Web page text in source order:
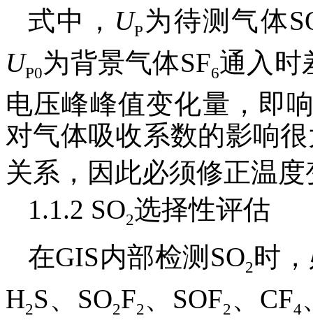
式中， UP 为待测气体
UP0为背景气体SF6通入时
电压峰峰值变化量，即
对气体吸收系数的影响
关系，因此必须修正温
1.1.2 SO2选择性评估
在GIS内部检测SO2时
H2S、SO2F2、SOF2 、CF4